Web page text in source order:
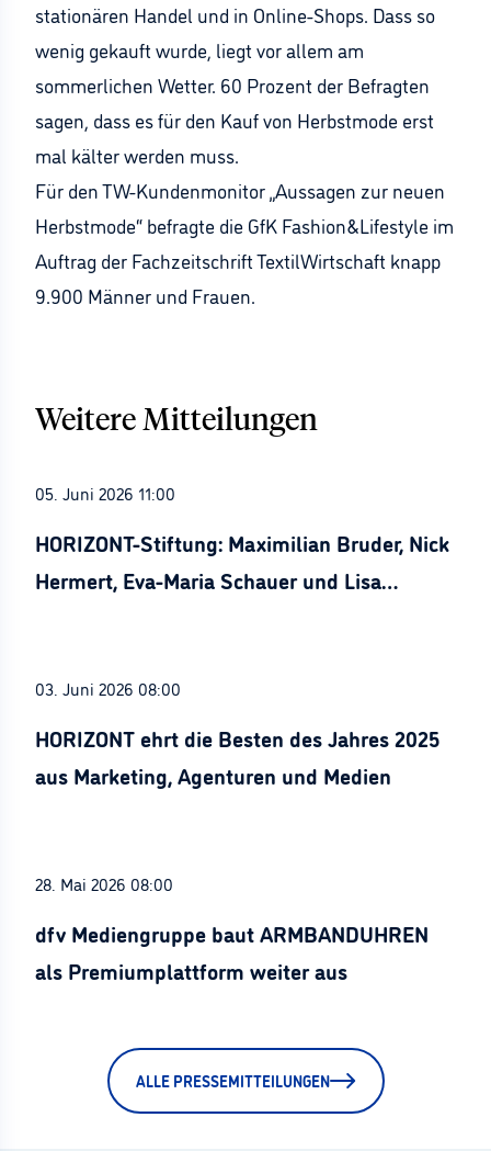
stationären Handel und in Online-Shops. Dass so
wenig gekauft wurde, liegt vor allem am
sommerlichen Wetter. 60 Prozent der Befragten
sagen, dass es für den Kauf von Herbstmode erst
mal kälter werden muss.
Für den TW-Kundenmonitor „Aussagen zur neuen
Herbstmode“ befragte die GfK Fashion&Lifestyle im
Auftrag der Fachzeitschrift TextilWirtschaft knapp
9.900 Männer und Frauen.
Weitere Mitteilungen
05. Juni 2026 11:00
HORIZONT-Stiftung: Maximilian Bruder, Nick
Hermert, Eva-Maria Schauer und Lisa
03. Juni 2026 08:00
HORIZONT ehrt die Besten des Jahres 2025
aus Marketing, Agenturen und Medien
28. Mai 2026 08:00
dfv Mediengruppe baut ARMBANDUHREN
als Premiumplattform weiter aus
ALLE PRESSEMITTEILUNGEN